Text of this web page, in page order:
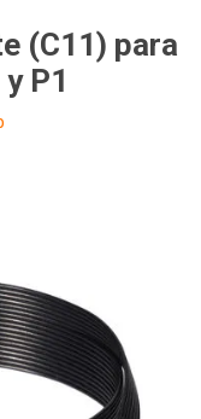
(C11) para
P1